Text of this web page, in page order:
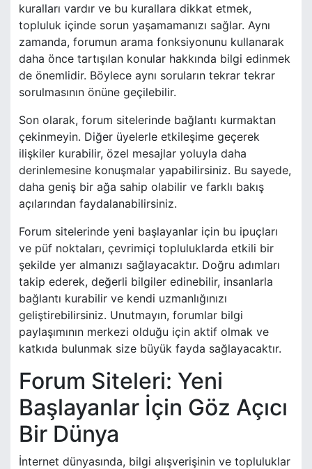
kuralları vardır ve bu kurallara dikkat etmek,
topluluk içinde sorun yaşamamanızı sağlar. Aynı
zamanda, forumun arama fonksiyonunu kullanarak
daha önce tartışılan konular hakkında bilgi edinmek
de önemlidir. Böylece aynı soruların tekrar tekrar
sorulmasının önüne geçilebilir.
Son olarak, forum sitelerinde bağlantı kurmaktan
çekinmeyin. Diğer üyelerle etkileşime geçerek
ilişkiler kurabilir, özel mesajlar yoluyla daha
derinlemesine konuşmalar yapabilirsiniz. Bu sayede,
daha geniş bir ağa sahip olabilir ve farklı bakış
açılarından faydalanabilirsiniz.
Forum sitelerinde yeni başlayanlar için bu ipuçları
ve püf noktaları, çevrimiçi topluluklarda etkili bir
şekilde yer almanızı sağlayacaktır. Doğru adımları
takip ederek, değerli bilgiler edinebilir, insanlarla
bağlantı kurabilir ve kendi uzmanlığınızı
geliştirebilirsiniz. Unutmayın, forumlar bilgi
paylaşımının merkezi olduğu için aktif olmak ve
katkıda bulunmak size büyük fayda sağlayacaktır.
Forum Siteleri: Yeni
Başlayanlar İçin Göz Açıcı
Bir Dünya
İnternet dünyasında, bilgi alışverişinin ve topluluklar